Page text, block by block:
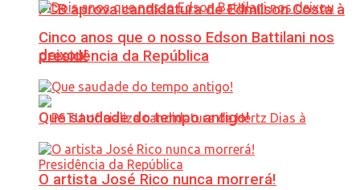
PCB aprova candidatura de Edmilson Costa à
presidência da República
Cinco anos que o nosso Edson Battilani nos
deixou!
Que saudade do tempo antigo!
O artista José Rico nunca morrerá!